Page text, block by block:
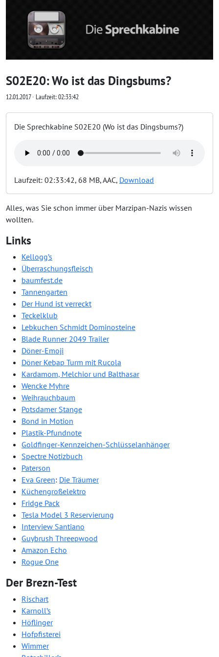
S02E20: Wo ist das Dingsbums?
12.01.2017 ∙ Laufzeit: 02:33:42
Die Sprechkabine S02E20 (Wo ist das Dingsbums?)
Laufzeit: 02:33:42, 68 MB, AAC, Download
Alles, was Sie schon immer über Marzipan-Nazis wissen
wollten.
Links
Kellogg’s
Überraschungsfleisch
baumfest.de
Tannengarten
Der Hund ist verreckt
Teckelklub
Lebkuchen Schmidt Dominosteine
Blade Runner 2049 Trailer
Döner-Emoji
Döner Kebap Turm mit Rucola
Kardamom, Melchior und Balthasar
Wencke Myhre
Weihrauchbaum
Potsdamer Stange
Bond in Motion
Plastik-Pfundnote
Goldfinger-Kennzeichen-Schlüsselanhänger
Spectre Notizbuch
Paterson
Eva Green: Die Träumer
Küchengroßelektro
Fridge Pack
Tesla Model 3 Reservierung
Interview Santiano
Guybrush Threepwood
Amazon Echo
Rogue One
Der Brezn-Test
Rischart
Karnoll’s
Höflinger
Hofpfisterei
Wimmer